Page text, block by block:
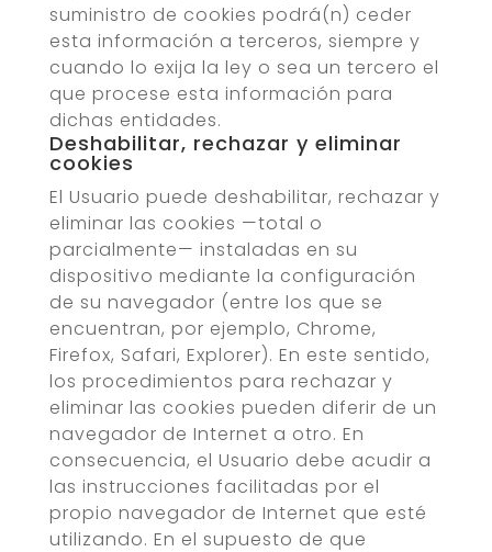
suministro de cookies podrá(n) ceder
esta información a terceros, siempre y
cuando lo exija la ley o sea un tercero el
que procese esta información para
dichas entidades.
Deshabilitar, rechazar y eliminar
cookies
El Usuario puede deshabilitar, rechazar y
eliminar las cookies —total o
parcialmente— instaladas en su
dispositivo mediante la configuración
de su navegador (entre los que se
encuentran, por ejemplo, Chrome,
Firefox, Safari, Explorer). En este sentido,
los procedimientos para rechazar y
eliminar las cookies pueden diferir de un
navegador de Internet a otro. En
consecuencia, el Usuario debe acudir a
las instrucciones facilitadas por el
propio navegador de Internet que esté
utilizando. En el supuesto de que